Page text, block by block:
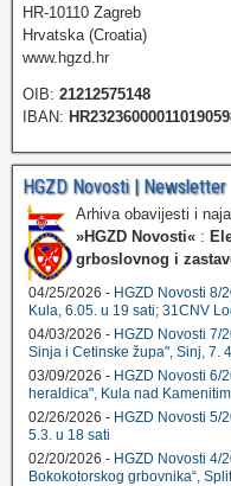
HR-10110 Zagreb
Hrvatska (Croatia)
www.hgzd.hr
OIB: 21212575148
IBAN:
HGZD Novosti | Newsletter
Arhiva obavijesti i
»HGZD Novosti« :
grboslovnog i
04/25/2026 - HGZD Novosti 8/
Kula, 6.05. u 19 sati; 31CNV
04/03/2026 - HGZD Novosti 7/
Sinja i Cetinske župa", Sinj, 7.
03/09/2026 - HGZD Novosti 6/
heraldica", Kula nad
02/26/2026 - HGZD Novosti 5/
5.3. u 18 sati
02/20/2026 - HGZD Novosti 4/
Bokokotorskog grbovnika“,